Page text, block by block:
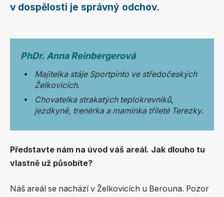
v dospělosti je správný odchov.
PhDr. Anna Reinbergerová
Majitelka stáje Sportpinto ve středočeských
Želkovicích.
Chovatelka strakatých teplokrevníků,
jezdkyně, trenérka a maminka tříleté Terezky.
Představte nám na úvod váš areál. Jak dlouho tu
vlastně už působíte?
Náš areál se nachází v Želkovicích u Berouna. Pozor